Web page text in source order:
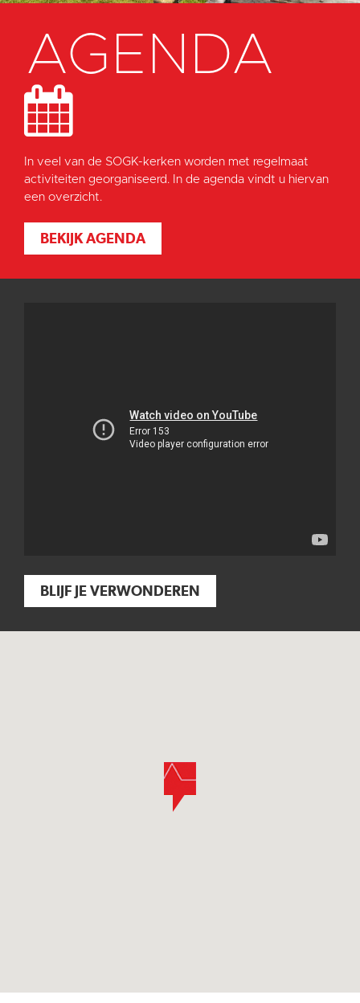
AGENDA
In veel van de SOGK-kerken worden met regelmaat
activiteiten georganiseerd. In de agenda vindt u hiervan
een overzicht.
BEKIJK AGENDA
BLIJF JE VERWONDEREN